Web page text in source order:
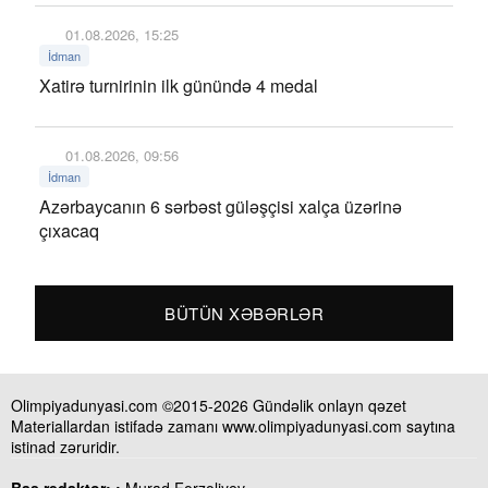
01.08.2026, 15:25
İdman
Xatirə turnirinin ilk günündə 4 medal
01.08.2026, 09:56
İdman
Azərbaycanın 6 sərbəst güləşçisi xalça üzərinə
çıxacaq
BÜTÜN XƏBƏRLƏR
Olimpiyadunyasi.com ©2015-2026 Gündəlik onlayn qəzet
Materiallardan istifadə zamanı www.olimpiyadunyasi.com saytına
istinad zəruridir.